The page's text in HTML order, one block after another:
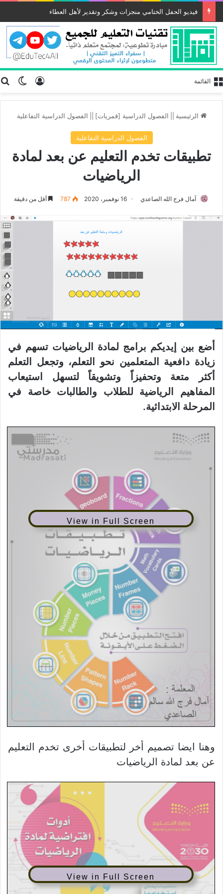
فيديو الحفل الختامي منجزات وشكر وتقدير لأهل العطاء
تسجيل القائمة
الرئيسية الفصول الدراسية [قمريات] الفصول الدراسية التفاعلية
الفصول الدراسية التفاعلية
تطبيقات تخدم التعليم عن بعد لمادة
الرياضيات
آمال فرج الله الصاعدي 16 نوفمبر، 2020 787 أقل من دقيقة
أضع بين إيديكم برامج لمادة الرياضيات تسهم في
زيادة دافعية المتعلمين نحو التعلم، وتجعل التعلم
أكثر متعة وتحفيزاً وتشويقاً لتسهل استيعاب
المفاهيم الرياضية للطلاب والطالبات خاصة في
المرحلة الابتدائية.
View in Full Screen
وهنا ايضا تصميم أخر لتطبيقات أخرى تخدم التعليم
عن بعد لمادة الرياضيات
View in Full Screen